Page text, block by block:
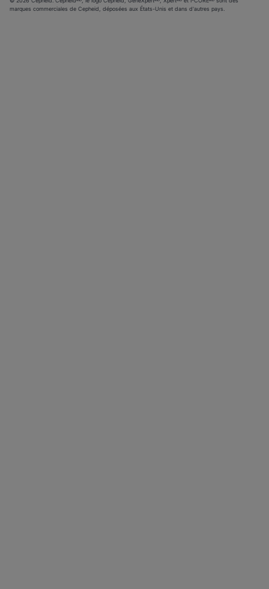
marques commerciales de Cepheid, déposées aux États-Unis et dans d'autres pays.